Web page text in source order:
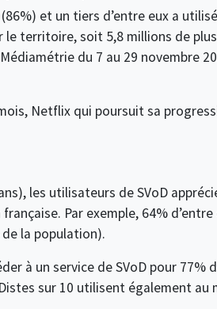
et un tiers d’entre eux a
le territoire, soit 5,8 millions de
du 7 au 29 novembre
Netflix qui poursuit sa
les utilisateurs de SVoD
Par exemple, 64%
la population).
à un service de SVoD pour
sur 10 utilisent également au